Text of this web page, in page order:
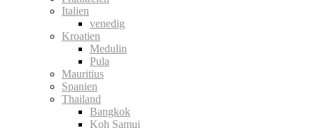
Italien
venedig
Kroatien
Medulin
Pula
Mauritius
Spanien
Thailand
Bangkok
Koh Samui